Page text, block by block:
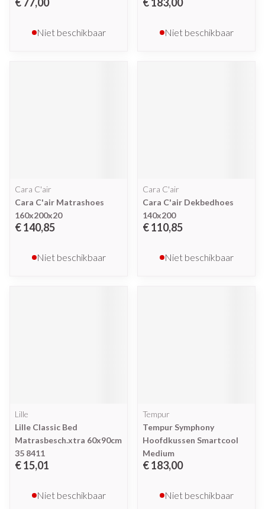
Niet beschikbaar Niet beschikbaar
Cara C'air
Cara C'air Matrashoes
160x200x20
€ 140,85
Niet beschikbaar
Cara C'air
Cara C'air Dekbedhoes
140x200
€ 110,85
Niet beschikbaar
Lille
Lille Classic Bed
Matrasbesch.xtra 60x90cm
35 8411
€ 15,01
Niet beschikbaar
Tempur
Tempur Symphony
Hoofdkussen Smartcool
Medium
€ 183,00
Niet beschikbaar